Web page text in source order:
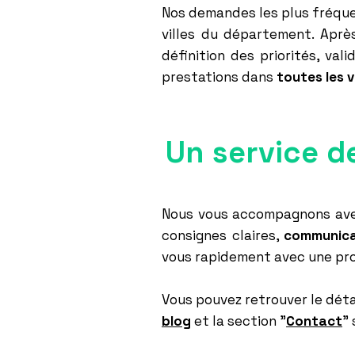
Nos demandes les plus
villes du département.
définition des priorités,
prestations dans toutes les
Un service
Nous vous accompagnons
consignes claires,
vous rapidement avec une
Vous pouvez retrouver le
blog et la section "Contact"